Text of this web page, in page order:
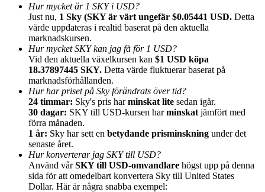
Hänvisning
Bjud in en vän för att få kontantbelöningar
BTC Welcome Rewards
Hur mycket är 1 SKY i USD?
Just nu, 1 Sky (SKY är värt ungefär $0.05441 USD. Detta
värde uppdateras i realtid baserat på den aktuella
marknadskursen.
Hur mycket SKY kan jag få för 1 USD?
Vid den aktuella växelkursen kan $1 USD köpa
18.37897445 SKY. Detta värde fluktuerar baserat på
marknadsförhållanden.
Hur har priset på Sky förändrats över tid?
24 timmar: Sky's pris harminskat lite sedan igår.
30 dagar: SKY till USD-kursen harminskat jämfört med
förra månaden.
1 år: Sky har sett en betydande prisminskning under det
senaste året.
Hur konverterar jag SKY till USD?
Använd vårSKY till USD-omvandlare högst upp på denna
sida för att omedelbart konvertera Sky till United States
Dollar. Här är några snabba exempel: